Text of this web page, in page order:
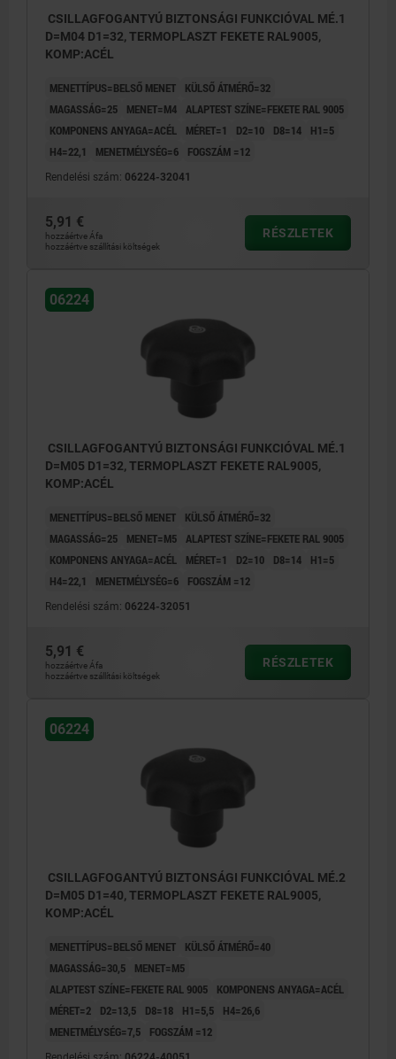
CSILLAGFOGANTYÚ BIZTONSÁGI FUNKCIÓVAL MÉ.1
D=M04 D1=32, TERMOPLASZT FEKETE RAL9005,
KOMP:ACÉL
MENETTÍPUS=BELSŐ MENET
KÜLSŐ ÁTMÉRŐ=32
MAGASSÁG=25
MENET=M4 ALAPTEST SZÍNE=FEKETE RAL 9005
KOMPONENS ANYAGA=ACÉL
MÉRET=1 D2=10 D8=14
H1=5
H4=22,1
MENETMÉLYSÉG=6 FOGSZÁM =12
Rendelési szám: 06224-32041
5,91 €
hozzáértve Áfa
hozzáértve szállítási költségek
RÉSZLETEK
06224
CSILLAGFOGANTYÚ BIZTONSÁGI FUNKCIÓVAL MÉ.1
D=M05 D1=32, TERMOPLASZT FEKETE RAL9005,
KOMP:ACÉL
MENETTÍPUS=BELSŐ MENET
KÜLSŐ ÁTMÉRŐ=32
MAGASSÁG=25
MENET=M5 ALAPTEST SZÍNE=FEKETE RAL 9005
KOMPONENS ANYAGA=ACÉL
MÉRET=1 D2=10 D8=14
H1=5
H4=22,1
MENETMÉLYSÉG=6 FOGSZÁM =12
Rendelési szám: 06224-32051
5,91 €
hozzáértve Áfa
hozzáértve szállítási költségek
RÉSZLETEK
06224
CSILLAGFOGANTYÚ BIZTONSÁGI FUNKCIÓVAL MÉ.2
D=M05 D1=40, TERMOPLASZT FEKETE RAL9005,
KOMP:ACÉL
MENETTÍPUS=BELSŐ MENET
KÜLSŐ ÁTMÉRŐ=40
MAGASSÁG=30,5
MENET=M5
ALAPTEST SZÍNE=FEKETE RAL 9005
KOMPONENS ANYAGA=ACÉL
MÉRET=2
D2=13,5 D8=18 H1=5,5
H4=26,6
MENETMÉLYSÉG=7,5
FOGSZÁM =12